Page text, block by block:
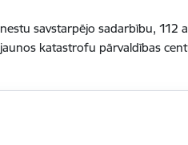
savstarpējo sadarbību, 112
katastrofu pārvaldības